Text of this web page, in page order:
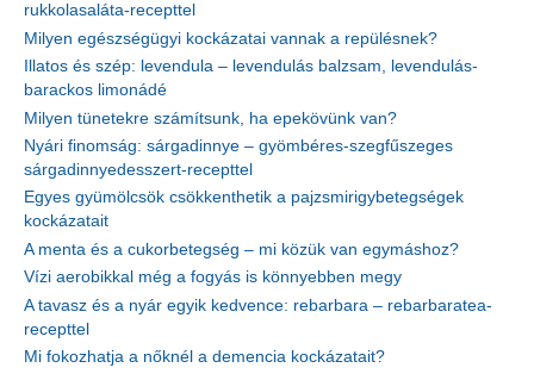
rukkolasaláta-recepttel
Milyen egészségügyi kockázatai vannak a repülésnek?
Illatos és szép: levendula – levendulás balzsam, levendulás-
barackos limonádé
Milyen tünetekre számítsunk, ha epekövünk van?
Nyári finomság: sárgadinnye – gyömbéres-szegfűszeges
sárgadinnyedesszert-recepttel
Egyes gyümölcsök csökkenthetik a pajzsmirigybetegségek
kockázatait
A menta és a cukorbetegség – mi közük van egymáshoz?
Vízi aerobikkal még a fogyás is könnyebben megy
A tavasz és a nyár egyik kedvence: rebarbara – rebarbaratea-
recepttel
Mi fokozhatja a nőknél a demencia kockázatait?